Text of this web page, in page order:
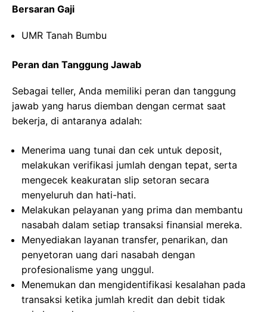
Bersaran Gaji
UMR Tanah Bumbu
Peran dan Tanggung Jawab
Sebagai teller, Anda memiliki peran dan tanggung
jawab yang harus diemban dengan cermat saat
bekerja, di antaranya adalah:
Menerima uang tunai dan cek untuk deposit,
melakukan verifikasi jumlah dengan tepat, serta
mengecek keakuratan slip setoran secara
menyeluruh dan hati-hati.
Melakukan pelayanan yang prima dan membantu
nasabah dalam setiap transaksi finansial mereka.
Menyediakan layanan transfer, penarikan, dan
penyetoran uang dari nasabah dengan
profesionalisme yang unggul.
Menemukan dan mengidentifikasi kesalahan pada
transaksi ketika jumlah kredit dan debit tidak